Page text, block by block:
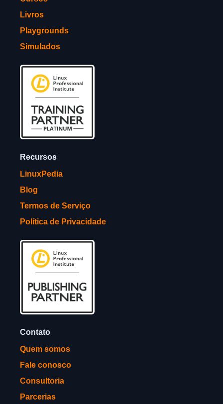
Livros
Playgrounds
Simulados
Recursos
LinuxPedia
Blog
Termos de Serviço
Política de Privacidade
Contato
Quem somos
Fale conosco
Consultoria
Parcerias